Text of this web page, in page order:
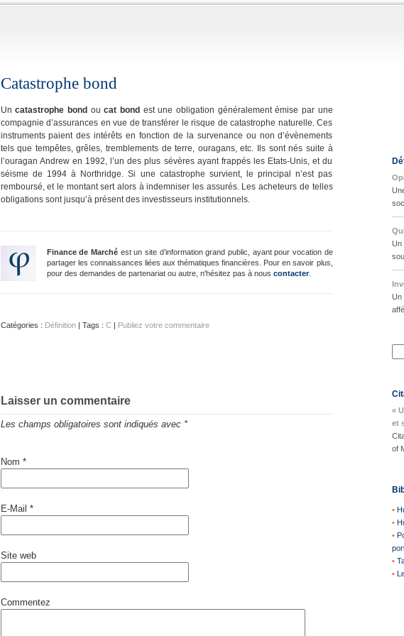
Catastrophe bond
Uncatastrophe bond oucat bond est une obligation généralement émise par une
compagnie d’assurances en vue de transférer le risque de catastrophe naturelle. Ces
instruments paient des intérêts en fonction de la survenance ou non d’évènements
tels que tempêtes, grêles, tremblements de terre, ouragans, etc. Ils sont nés suite à
l’ouragan Andrew en 1992, l’un des plus sévères ayant frappés les Etats-Unis, et du
séisme de 1994 à Northridge. Si une catastrophe survient, le principal n’est pas
remboursé, et le montant sert alors à indemniser les assurés. Les acheteurs de telles
obligations sont jusqu’à présent des investisseurs institutionnels.
Finance de Marchéest un site d’information grand public, ayant pour vocation de
partager les connaissances liées aux thématiques financières. Pour en savoir plus,
pour des demandes de partenariat ou autre, n'hésitez pas à nous contacter.
Catégories : Définition| Tags : C| Publiez votre commentaire
Laisser un commentaire
Les champs obligatoires sont indiqués avec *
Nom *
E-Mail *
Site web
Commentez
Un
Un
«
et
of
•
•
•
•
•